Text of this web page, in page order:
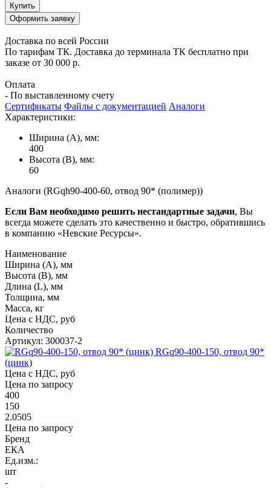
Купить
Оформить заявку
Доставка по всей России
По тарифам ТК. Доставка до терминала ТК бесплатно при
заказе от 30 000 р.
Оплата
- По выставленному счету
Сертификаты Файлы с документацией Аналоги
Характеристики:
Ширина (А), мм:
400
Высота (В), мм:
60
Аналоги (RGqh90-400-60, отвод 90* (полимер))
Если Вам необходимо решить нестандартные задачи, Вы
всегда можете сделать это качественно и быстро, обратившись
в компанию «Невские Ресурсы».
Наименование
Ширина (А), мм
Высота (В), мм
Длина (L), мм
Толщина, мм
Масса, кг
Цена с НДС, руб
Количество
Артикул: 300037-2
RGq90-400-150, отвод 90*
(цинк)
Цена с НДС, руб
Цена по запросу
400
150
2.0505
Цена по запросу
Бренд
ЕКА
Ед.изм.:
шт
-